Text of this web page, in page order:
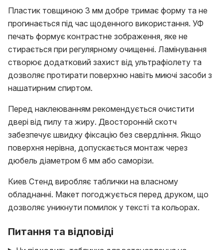
Пластик товщиною 3 мм добре тримає форму та не
прогинається під час щоденного використання. УФ
печать формує контрастне зображення, яке не
стирається при регулярному очищенні. Ламінування
створює додатковий захист від ультрафіолету та
дозволяє протирати поверхню навіть миючі засоби з
нашатирним спиртом.
Перед наклеюванням рекомендується очистити
двері від пилу та жиру. Двосторонній скотч
забезпечує швидку фіксацію без свердління. Якщо
поверхня нерівна, допускається монтаж через
дюбель діаметром 6 мм або саморізи.
Киев Стенд виробляє таблички на власному
обладнанні. Макет погоджується перед друком, що
дозволяє уникнути помилок у тексті та кольорах.
Питання та відповіді